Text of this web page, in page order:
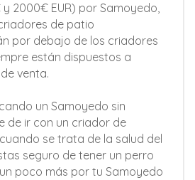
y 2000€ EUR) por Samoyedo,
de patio
por debajo de los criadores
están dispuestos a
venta.
un Samoyedo sin
de ir con un criador de
se trata de la salud del
seguro de tener un perro
poco más por tu Samoyedo